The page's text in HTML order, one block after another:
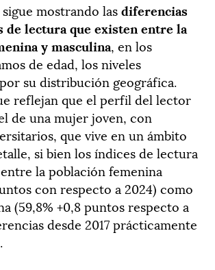
mostrando lasdiferencias
de lectura que existen entre la
y masculina, en los
de edad, los niveles
su distribución geográfica.
reflejan que el perfil del lector
de una mujer joven, con
que vive en un ámbito
si bien los índices de lectura
la población femenina
con respecto a 2024) como
(59,8% +0,8 puntos respecto a
desde 2017 prácticamente